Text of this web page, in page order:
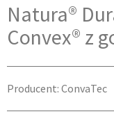
Natura®
Convex® z
Producent: ConvaTec